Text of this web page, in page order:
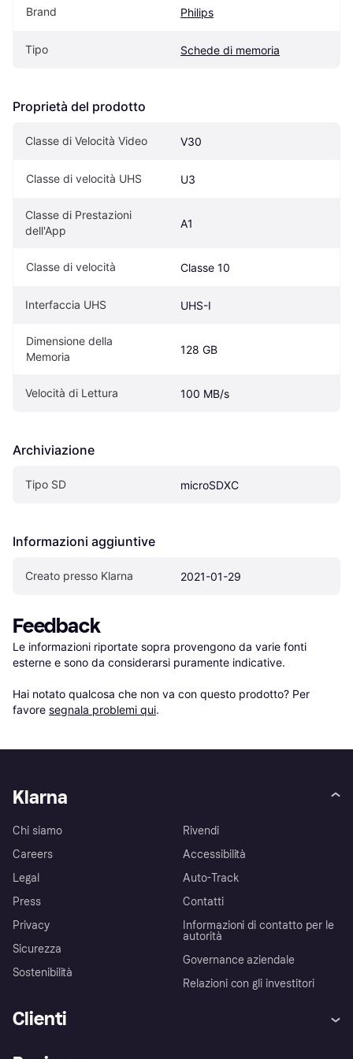
Brand Philips
Tipo Schede di memoria
Proprietà del prodotto
Classe di Velocità Video V30
Classe di velocità UHS U3
Classe di Prestazioni
dell'App
A1
Classe di velocità Classe 10
Interfaccia UHS UHS-I
Dimensione della
Memoria
128 GB
Velocità di Lettura 100 MB/s
Archiviazione
Tipo SD microSDXC
Informazioni aggiuntive
Creato presso Klarna 2021-01-29
Feedback
Le informazioni riportate sopra provengono da varie fonti
esterne e sono da considerarsi puramente indicative.
Hai notato qualcosa che non va con questo prodotto? Per
favore segnala problemi qui.
Klarna
Chi siamo
Careers
Legal
Press
Privacy
Sicurezza
Sostenibilità
Rivendi
Accessibilità
Auto-Track
Contatti
Informazioni di contatto per le
autorità
Governance aziendale
Relazioni con gli investitori
Clienti